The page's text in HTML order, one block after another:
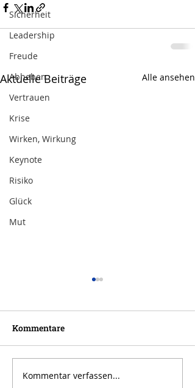
Sicherheit
Leadership
Freude
Abheben
Vertrauen
Krise
Wirken, Wirkung
Keynote
Risiko
Glück
Mut
Aktuelle Beiträge Alle ansehen
Inspiration zur Woche
Kommentare
Kommentar verfassen...